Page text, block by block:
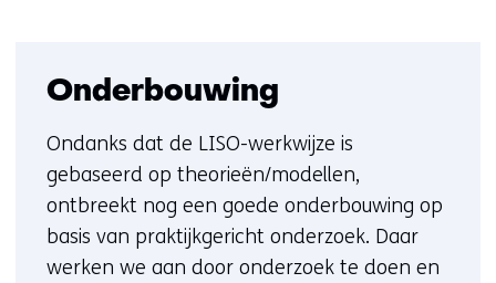
Onderbouwing
Ondanks dat de LISO-werkwijze is
gebaseerd op theorieën/modellen,
ontbreekt nog een goede onderbouwing op
basis van praktijkgericht onderzoek. Daar
werken we aan door onderzoek te doen en